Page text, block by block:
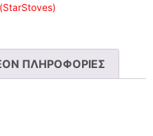
ΠΛΗΡΟΦΟΡΊΕΣ